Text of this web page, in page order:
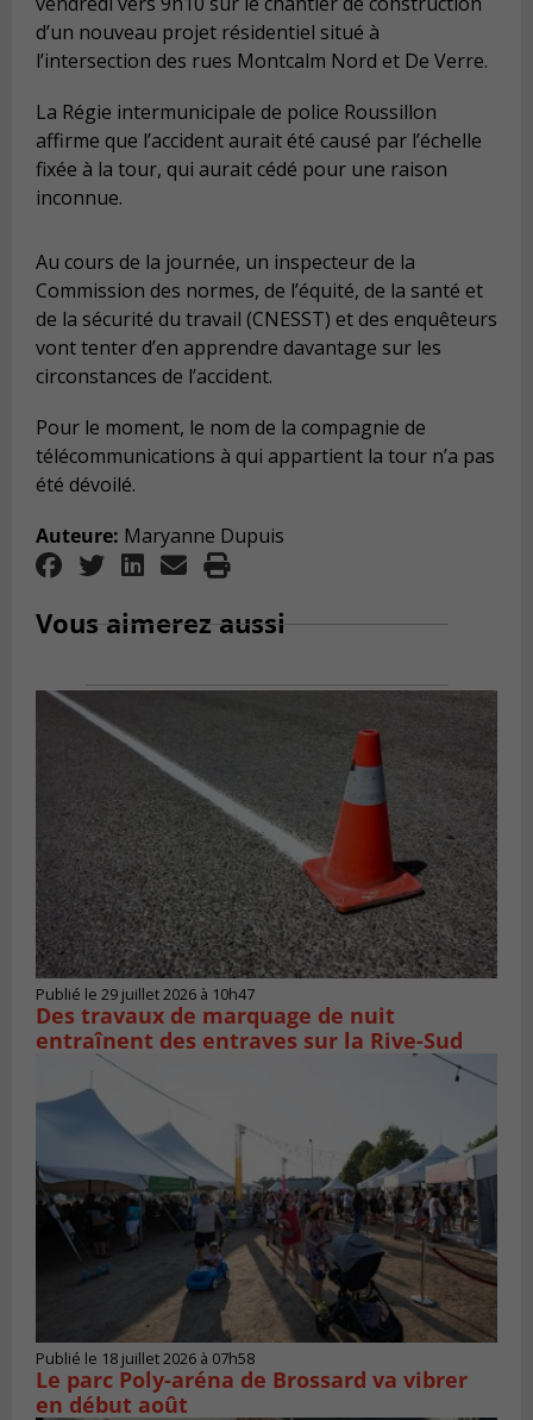
d’un nouveau projet résidentiel situé à
l’intersection des rues Montcalm Nord et De Verre.
La Régie intermunicipale de police Roussillon
affirme que l’accident aurait été causé par l’échelle
fixée à la tour, qui aurait cédé pour une raison
inconnue.
Au cours de la journée, un inspecteur de la
Commission des normes, de l’équité, de la santé et
de la sécurité du travail (CNESST) et des enquêteurs
vont tenter d’en apprendre davantage sur les
circonstances de l’accident.
Pour le moment, le nom de la compagnie de
télécommunications à qui appartient la tour n’a pas
été dévoilé.
Auteure: Maryanne Dupuis
Vous aimerez aussi
Publié le 29 juillet 2026 à 10h47
Des travaux de marquage de nuit
entraînent des entraves sur la Rive-Sud
Publié le 18 juillet 2026 à 07h58
Le parc Poly-aréna de Brossard va vibrer
en début août